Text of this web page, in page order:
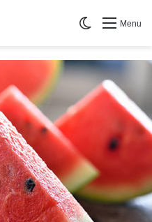
Menu
Switch skin